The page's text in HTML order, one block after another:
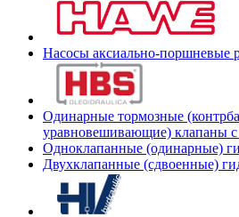
Насосы аксиально-поршневые
Одинарные тормозные
уравновешивающие) клапаны
Одноклапанные (одинарные)
Двухклапанные (сдвоенные)